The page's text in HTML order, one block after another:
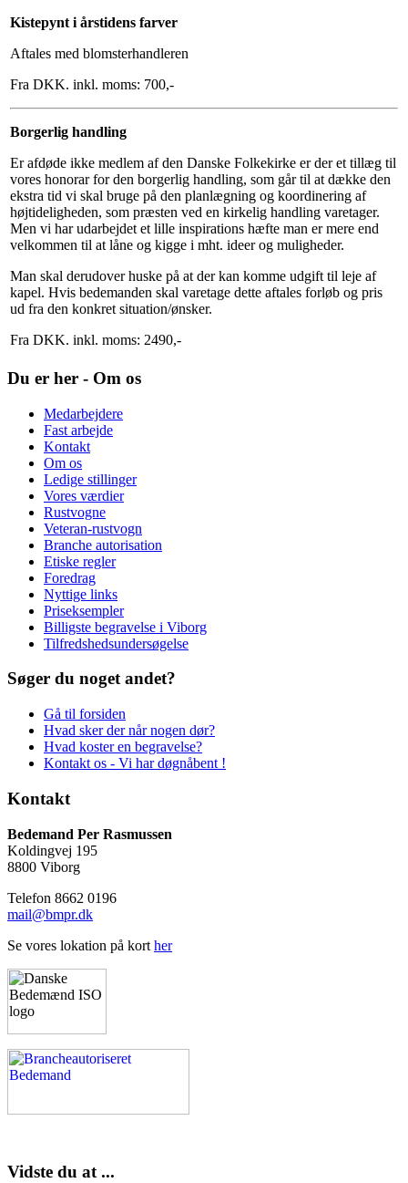
Kistepynt i årstidens farver
Aftales med blomsterhandleren
Fra DKK. inkl. moms: 700,-
Borgerlig handling
Er afdøde ikke medlem af den Danske Folkekirke er der et tillæg til
vores honorar for den borgerlig handling, som går til at dække den
ekstra tid vi skal bruge på den planlægning og koordinering af
højtideligheden, som præsten ved en kirkelig handling varetager.
Men vi har udarbejdet et lille inspirations hæfte man er mere end
velkommen til at låne og kigge i mht. ideer og muligheder.
Man skal derudover huske på at der kan komme udgift til leje af
kapel. Hvis bedemanden skal varetage dette aftales forløb og pris
ud fra den konkret situation/ønsker.
Fra DKK. inkl. moms: 2490,-
Du er her - Om os
Medarbejdere
Fast arbejde
Kontakt
Om os
Ledige stillinger
Vores værdier
Rustvogne
Veteran-rustvogn
Branche autorisation
Etiske regler
Foredrag
Nyttige links
Priseksempler
Billigste begravelse i Viborg
Tilfredshedsundersøgelse
Søger du noget andet?
Gå til forsiden
Hvad sker der når nogen dør?
Hvad koster en begravelse?
Kontakt os - Vi har døgnåbent !
Kontakt
Bedemand Per Rasmussen
Koldingvej 195
8800 Viborg
Telefon 8662 0196
mail@bmpr.dk
Se vores lokation på kort her
Vidste du at ...